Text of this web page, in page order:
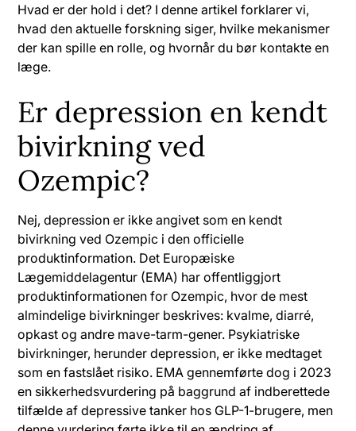
Hvad er der hold i det? I denne artikel forklarer vi,
hvad den aktuelle forskning siger, hvilke mekanismer
der kan spille en rolle, og hvornår du bør kontakte en
læge.
Er depression en kendt
bivirkning ved
Ozempic?
Nej, depression er ikke angivet som en kendt
bivirkning ved Ozempic i den officielle
produktinformation. Det Europæiske
Lægemiddelagentur (EMA) har offentliggjort
produktinformationen for Ozempic, hvor de mest
almindelige bivirkninger beskrives: kvalme, diarré,
opkast og andre mave-tarm-gener. Psykiatriske
bivirkninger, herunder depression, er ikke medtaget
som en fastslået risiko. EMA gennemførte dog i 2023
en sikkerhedsvurdering på baggrund af indberettede
tilfælde af depressive tanker hos GLP-1-brugere, men